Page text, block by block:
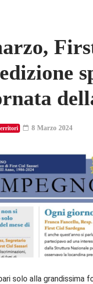
8 Marzo 2024
solo alla grandissima